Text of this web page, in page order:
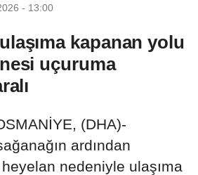
- 13:00
kapanan yolu
uçuruma
(DHA)-
ardından
nedeniyle ulaşıma